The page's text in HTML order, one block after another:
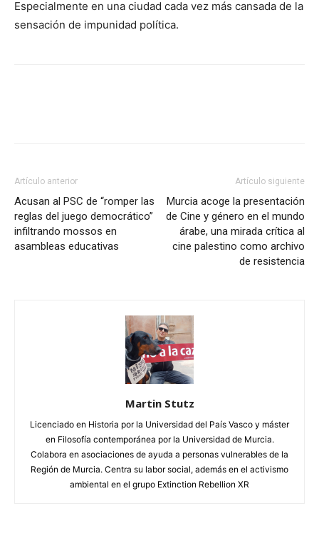
Especialmente en una ciudad cada vez más cansada de la
sensación de impunidad política.
Artículo anterior
Acusan al PSC de “romper las
reglas del juego democrático”
infiltrando mossos en
asambleas educativas
Artículo siguiente
Murcia acoge la presentación
de Cine y género en el mundo
árabe, una mirada crítica al
cine palestino como archivo
de resistencia
Martin Stutz
Licenciado en Historia por la Universidad del País Vasco y máster
en Filosofía contemporánea por la Universidad de Murcia.
Colabora en asociaciones de ayuda a personas vulnerables de la
Región de Murcia. Centra su labor social, además en el activismo
ambiental en el grupo Extinction Rebellion XR